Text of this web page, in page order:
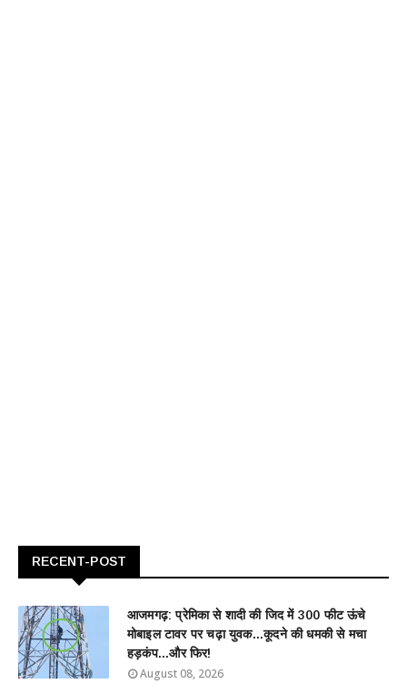
RECENT-POST
आजमगढ़: प्रेमिका से शादी की जिद में 300 फीट ऊंचे
मोबाइल टावर पर चढ़ा युवक...कूदने की धमकी से मचा
हड़कंप...और फिर!
August 08, 2026